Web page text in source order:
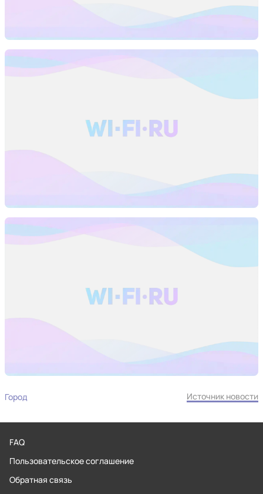
Город Источник новости
FAQ
Пользовательское соглашение
Обратная связь